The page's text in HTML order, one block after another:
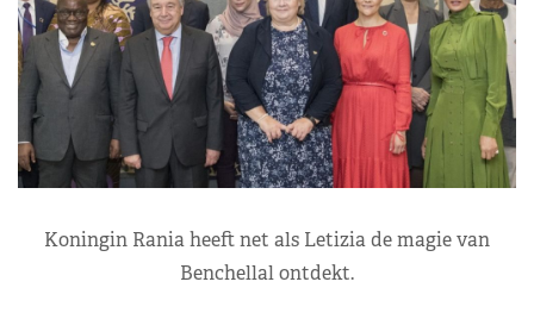
Koningin Rania heeft net als Letizia de magie van
Benchellal ontdekt.